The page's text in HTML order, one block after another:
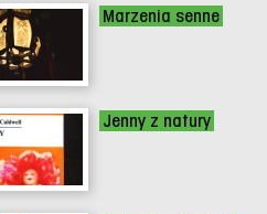
Marzenia senne
Jenny z natury